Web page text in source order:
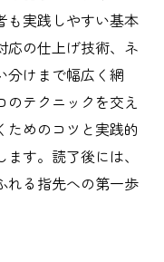
も実践しやすい基本
応の仕上げ技術、ネ
分けまで幅広く網
のテクニックを交え
ためのコツと実践的
す。読了後には、
れる指先への第一歩